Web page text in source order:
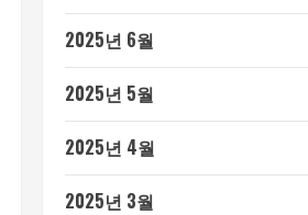
2025년 6월
2025년 5월
2025년 4월
2025년 3월